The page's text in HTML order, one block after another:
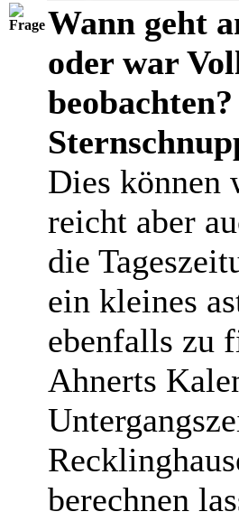
Wann geht
oder war
Dies können
reicht aber
die
ein kleines
ebenfalls zu
Ahnerts
berechnen